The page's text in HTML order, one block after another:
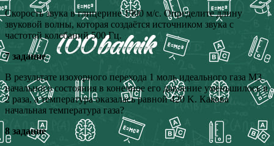
Скорость звука в глицерине 1900 м/с. Определите длину
звуковой волны, которая создаётся источником звука с
частотой колебаний 500 Гц.
7 задание
В результате изохорного перехода 1 моль идеального газа M3
начального состояния в конечное его давление уменьшилось в
2 раза, а температура оказалась равной 420 K. Какова
начальная температура газа?
8 задание